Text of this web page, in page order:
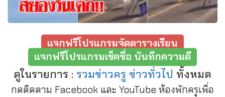
แจกฟรีโปรแกรมจัดตารางเรียน
แจกฟรีโปรแกรมเช็คชื่อ บันทึกความดี
ดูในรายการ : รวมข่าวครู ข่าวทั่วไป ทั้งหมด
กดติดตาม Facebook และ YouTube ห้องพักครูเพื่อ